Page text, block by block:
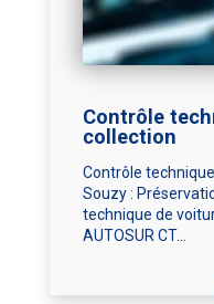
Contrôle
collection
Contrôle
Souzy :
technique de
AUTOSUR CT...